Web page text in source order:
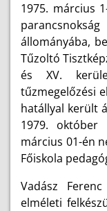
1975. március
állományába,
Tűzoltó
és XV.
tűzmegelőzési
hatállyal került
1979. október
március 01-én
Főiskola
Vadász
elméleti